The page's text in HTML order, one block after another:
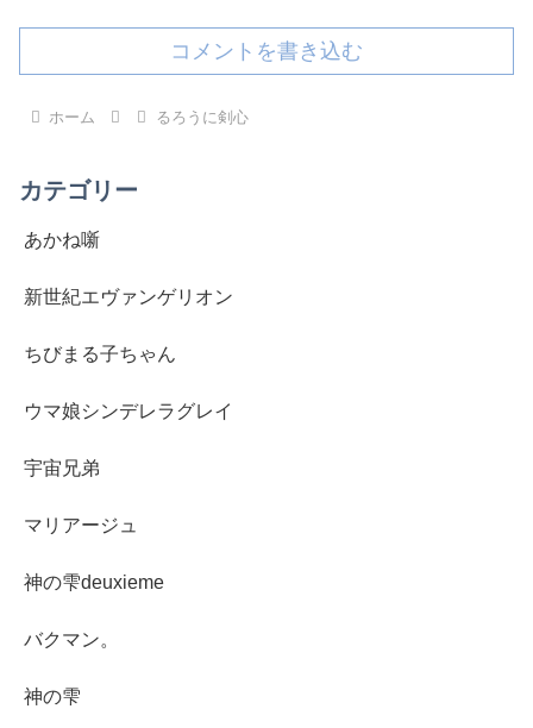
コメントを書き込む
ホーム るろうに剣心
カテゴリー
あかね噺
新世紀エヴァンゲリオン
ちびまる子ちゃん
ウマ娘シンデレラグレイ
宇宙兄弟
マリアージュ
神の雫deuxieme
バクマン。
神の雫